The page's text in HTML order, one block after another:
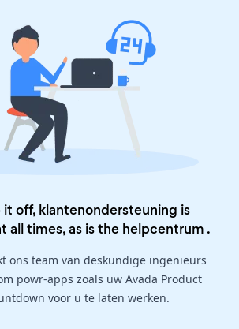
off, klantenondersteuning is
all times, as is the helpcentrum .
ons team van deskundige ingenieurs
powr-apps zoals uw Avada Product
voor u te laten werken.